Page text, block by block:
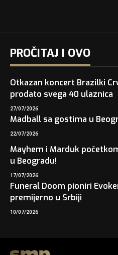
PROČITAJ I OVO
Otkazan koncert Brazilki
prodato svega 40 ulaznica
27/07/2026
Madball sa gostima u
22/07/2026
Mayhem i Marduk
u Beogradu!
17/07/2026
Funeral Doom pioniri
premijerno u Srbiji
10/07/2026